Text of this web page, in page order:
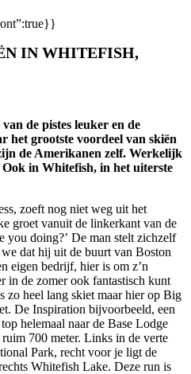
IN WHITEFISH,
de pistes leuker en de
het grootste voordeel van skiën
de Amerikanen zelf. Werkelijk
in Whitefish, in het uiterste
zoeft nog niet weg uit het
groet vanuit de linkerkant van de
you doing?’ De man stelt zichzelf
dat hij uit de buurt van Boston
eigen bedrijf, hier is om z’n
in de zomer ook fantastisch kunt
zo heel lang skiet maar hier op Big
De Inspiration bijvoorbeeld, een
helemaal naar de Base Lodge
700 meter. Links in de verte
Park, recht voor je ligt de
Whitefish Lake. Deze run is